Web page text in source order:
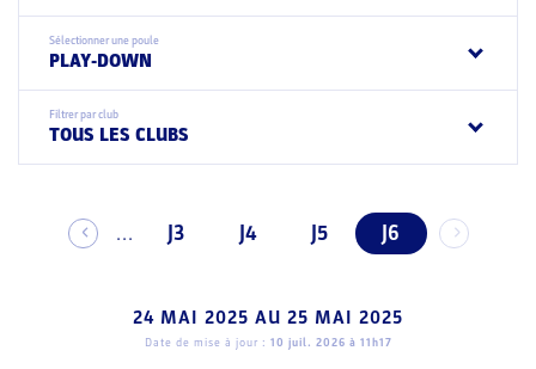
Sélectionner une poule
PLAY-DOWN
Filtrer par club
TOUS LES CLUBS
... J3 J4 J5 J6
24 MAI 2025 AU 25 MAI 2025
Date de mise à jour : 10 juil. 2026 à 11h17